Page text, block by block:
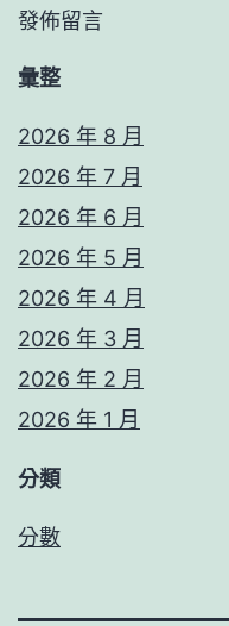
發佈留言
彙整
2026 年 8 月
2026 年 7 月
2026 年 6 月
2026 年 5 月
2026 年 4 月
2026 年 3 月
2026 年 2 月
2026 年 1 月
分類
分數